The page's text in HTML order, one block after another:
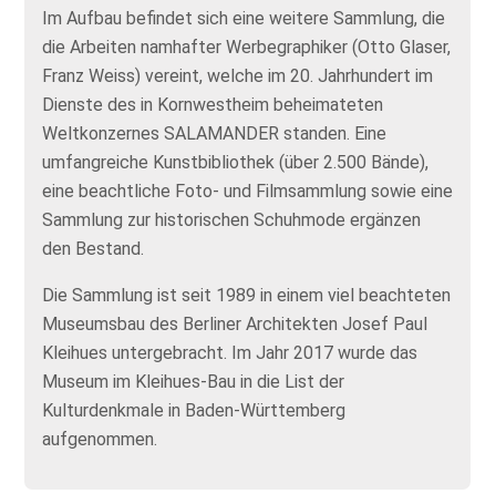
Im Aufbau befindet sich eine weitere Sammlung, die
die Arbeiten namhafter Werbegraphiker (Otto Glaser,
Franz Weiss) vereint, welche im 20. Jahrhundert im
Dienste des in Kornwestheim beheimateten
Weltkonzernes SALAMANDER standen. Eine
umfangreiche Kunstbibliothek (über 2.500 Bände),
eine beachtliche Foto- und Filmsammlung sowie eine
Sammlung zur historischen Schuhmode ergänzen
den Bestand.
Die Sammlung ist seit 1989 in einem viel beachteten
Museumsbau des Berliner Architekten Josef Paul
Kleihues untergebracht. Im Jahr 2017 wurde das
Museum im Kleihues-Bau in die List der
Kulturdenkmale in Baden-Württemberg
aufgenommen.